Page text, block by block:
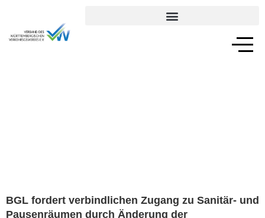
BGL fordert verbindlichen Zugang zu Sanitär- und
Pausenräumen durch Änderung der